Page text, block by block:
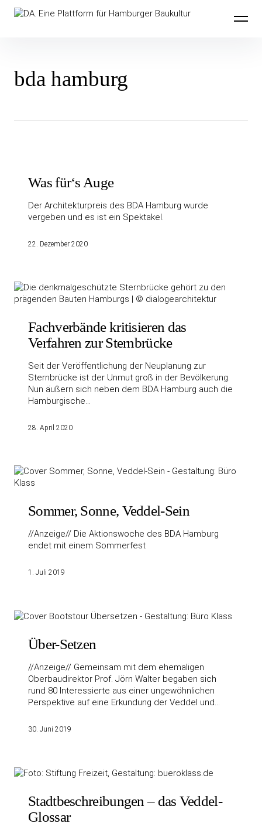
Inhalte
überspringenDA. Eine Plattform für Hamburger
bda hamburg
Was für‘s Auge
Der Architekturpreis des BDA Hamburg wurde
vergeben und es ist ein Spektakel.
22. Dezember 2020
Fachverbände kritisieren das
Verfahren zur Sternbrücke
Seit der Veröffentlichung der Neuplanung zur
Sternbrücke ist der Unmut groß in der Bevölkerung.
Nun äußern sich neben dem BDA Hamburg auch die
Hamburgische…
28. April 2020
Sommer, Sonne, Veddel-Sein
//Anzeige// Die Aktionswoche des BDA Hamburg
endet mit einem Sommerfest
1. Juli 2019
Über-Setzen
//Anzeige// Gemeinsam mit dem ehemaligen
Oberbaudirektor Prof. Jörn Walter begaben sich
rund 80 Interessierte aus einer ungewöhnlichen
Perspektive auf eine Erkundung der Veddel und…
30. Juni 2019
Stadtbeschreibungen – das Veddel-
Glossar